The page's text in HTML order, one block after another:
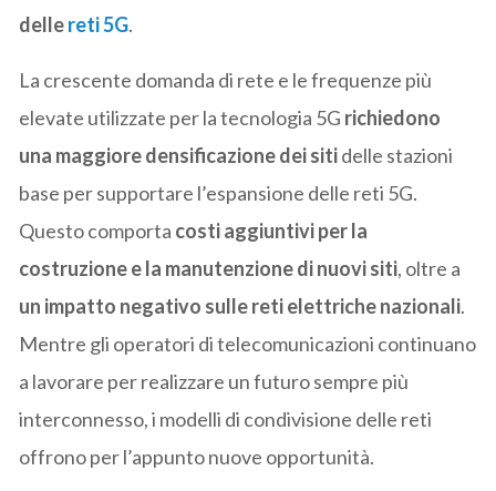
dellereti 5G.
La crescente domanda di rete e le frequenze più
elevate utilizzate per la tecnologia 5G richiedono
una maggiore densificazione dei sitidelle stazioni
base per supportare l’espansione delle reti 5G.
Questo comporta costi aggiuntivi per la
costruzione e la manutenzione di nuovi siti, oltre a
un impatto negativo sulle reti elettriche nazionali.
Mentre gli operatori di telecomunicazioni continuano
a lavorare per realizzare un futuro sempre più
interconnesso, i modelli di condivisione delle reti
offrono per l’appunto nuove opportunità.